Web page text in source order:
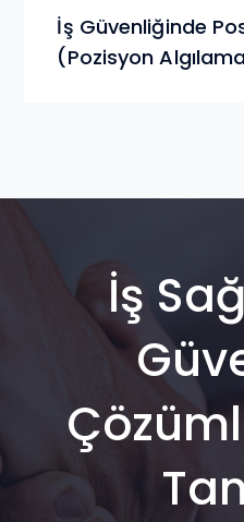
İş Güvenliğinde
(Pozisyon
İş